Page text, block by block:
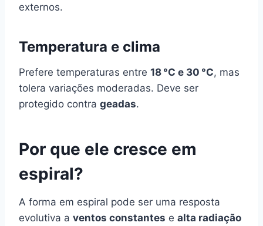
externos.
Temperatura e clima
Prefere temperaturas entre 18 °C e 30 °C, mas
tolera variações moderadas. Deve ser
protegido contra geadas.
Por que ele cresce em
espiral?
A forma em espiral pode ser uma resposta
evolutiva a ventos constantes e alta radiação